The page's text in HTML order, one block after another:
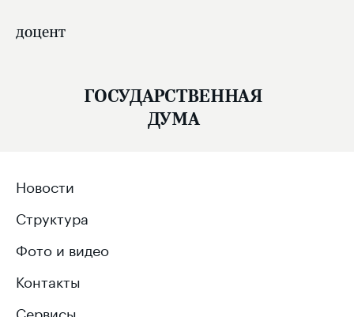
доцент
ГОСУДАРСТВЕННАЯ
ДУМА
Новости
Структура
Фото и видео
Контакты
Сервисы